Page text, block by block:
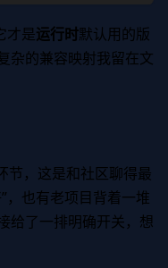
才是运行时默认用的版
杂的兼容映射我留在文
节，这是和社区聊得最
，也有老项目背着一堆
给了一排明确开关，想